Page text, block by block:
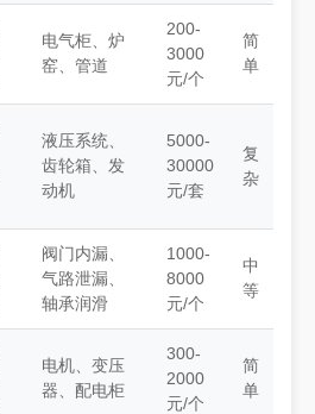
电气柜、炉
窑、管道
200-
3000
元/个
简
单
液压系统、
齿轮箱、发
动机
5000-
30000
元/套
复
杂
阀门内漏、
气路泄漏、
轴承润滑
1000-
8000
元/个
中
等
电机、变压
器、配电柜
300-
2000
元/个
简
单